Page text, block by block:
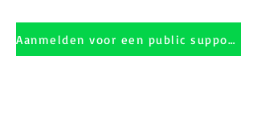
Aanmelden voor een public support week